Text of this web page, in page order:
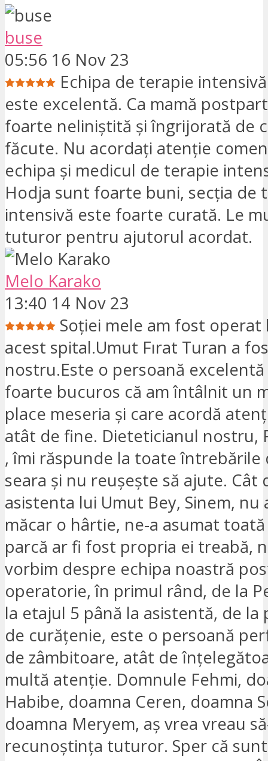
buse
05:56 16 Nov 23
Echipa de terapie
este excelentă. Ca mamă
foarte neliniştită şi îngrijorată de
făcute. Nu acordați atenție
echipa și medicul de terapie
Hodja sunt foarte buni, secția de
intensivă este foarte curată. Le
tuturor pentru ajutorul acordat.
Melo Karako
13:40 14 Nov 23
Soției mele am fost operat
acest spital.Umut Fırat Turan a
nostru.Este o persoană
foarte bucuros că am întâlnit un
place meseria și care acordă
atât de fine. Dieteticianul nostru,
, îmi răspunde la toate întrebările
seara și nu reușește să ajute. Cât
asistenta lui Umut Bey, Sinem, nu
măcar o hârtie, ne-a asumat
parcă ar fi fost propria ei treabă,
vorbim despre echipa noastră
operatorie, în primul rând, de la
la etajul 5 până la asistentă, de la
de curățenie, este o persoană
de zâmbitoare, atât de
multă atenție. Domnule Fehmi,
Habibe, doamna Ceren, doamna
doamna Meryem, aș vrea vreau
recunoștința tuturor. Sper că